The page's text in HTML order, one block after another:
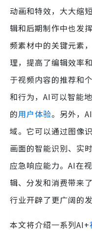
动画和特效，大大缩
辑和后期制作中也发
频素材中的关键元素
理，提高了编辑效率
于视频内容的推荐和
和行为，AI可以智能
的用户体验。另外，
域。它可以通过图像
画面的智能识别、实
应急响应能力。AI在
辑、分发和消费带来
行业开辟了更广阔的发
本文将介绍一系列AI+